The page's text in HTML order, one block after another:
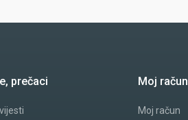
prečaci Moj račun
Moj račun